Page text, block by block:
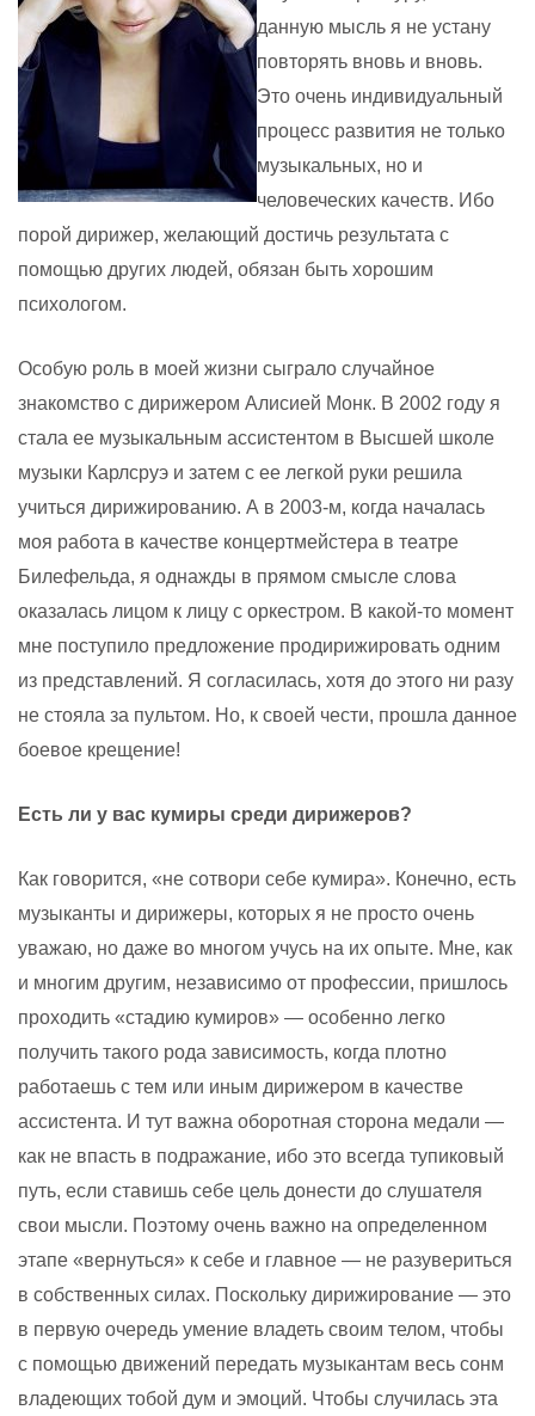
данную мысль я не устану
повторять вновь и вновь.
Это очень индивидуальный
процесс развития не только
музыкальных, но и
человеческих качеств. Ибо
порой дирижер, желающий достичь результата с
помощью других людей, обязан быть хорошим
психологом.
Особую роль в моей жизни сыграло случайное
знакомство с дирижером Алисией Монк. В 2002 году я
стала ее музыкальным ассистентом в Высшей школе
музыки Карлсруэ и затем с ее легкой руки решила
учиться дирижированию. А в 2003-м, когда началась
моя работа в качестве концертмейстера в театре
Билефельда, я однажды в прямом смысле слова
оказалась лицом к лицу с оркестром. В какой-то момент
мне поступило предложение продирижировать одним
из представлений. Я согласилась, хотя до этого ни разу
не стояла за пультом. Но, к своей чести, прошла данное
боевое крещение!
Есть ли у вас кумиры среди дирижеров?
Как говорится, «не сотвори себе кумира». Конечно, есть
музыканты и дирижеры, которых я не просто очень
уважаю, но даже во многом учусь на их опыте. Мне, как
и многим другим, независимо от профессии, пришлось
проходить «стадию кумиров» — особенно легко
получить такого рода зависимость, когда плотно
работаешь с тем или иным дирижером в качестве
ассистента. И тут важна оборотная сторона медали —
как не впасть в подражание, ибо это всегда тупиковый
путь, если ставишь себе цель донести до слушателя
свои мысли. Поэтому очень важно на определенном
этапе «вернуться» к себе и главное — не разувериться
в собственных силах. Поскольку дирижирование — это
в первую очередь умение владеть своим телом, чтобы
с помощью движений передать музыкантам весь сонм
владеющих тобой дум и эмоций. Чтобы случилась эта